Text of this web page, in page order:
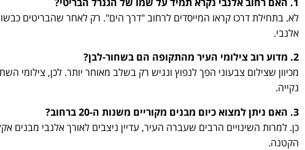
לא. בתחילת דרכו קראו המייסדים לרחוב "דרך הים". רק לאחר שהבריטים
אלנבי.
2. מדוע רוב צילומי העיר מהתקופה הם בשחור-לבן?
מכיוון שצילום צבעוני הפך לנפוץ ונגיש רק בשלב מאוחר יותר. לכן, צילומי
נקייה.
3. האם ניתן למצוא כיום מבנים מקוריים משנות ה-20 ברחוב?
כן. למרות השינויים הרבים שעברה העיר, עדיין ניצבים לאורך אלנבי
הקטנה.